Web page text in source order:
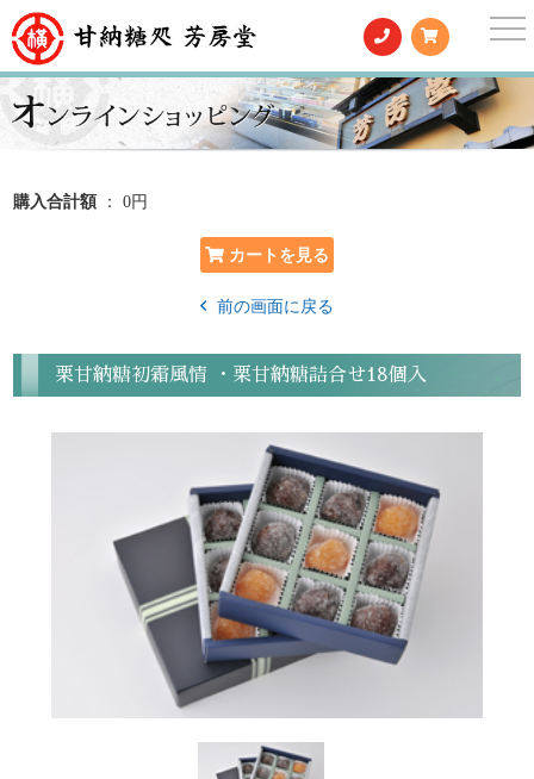
購入合計額 ： 0円
前の画面に戻る
栗甘納糖初霜風情 ・栗甘納糖詰合せ18個入